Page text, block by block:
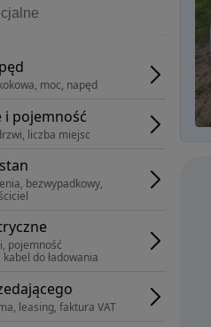
moc, napęd
i pojemność
liczba miejsc
bezwypadkowy,
pojemność
do ładowania
leasing, faktura VAT